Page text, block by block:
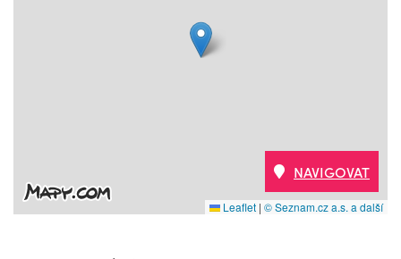
Leaflet | © Seznam.cz a.s. a další
NAVIGOVAT